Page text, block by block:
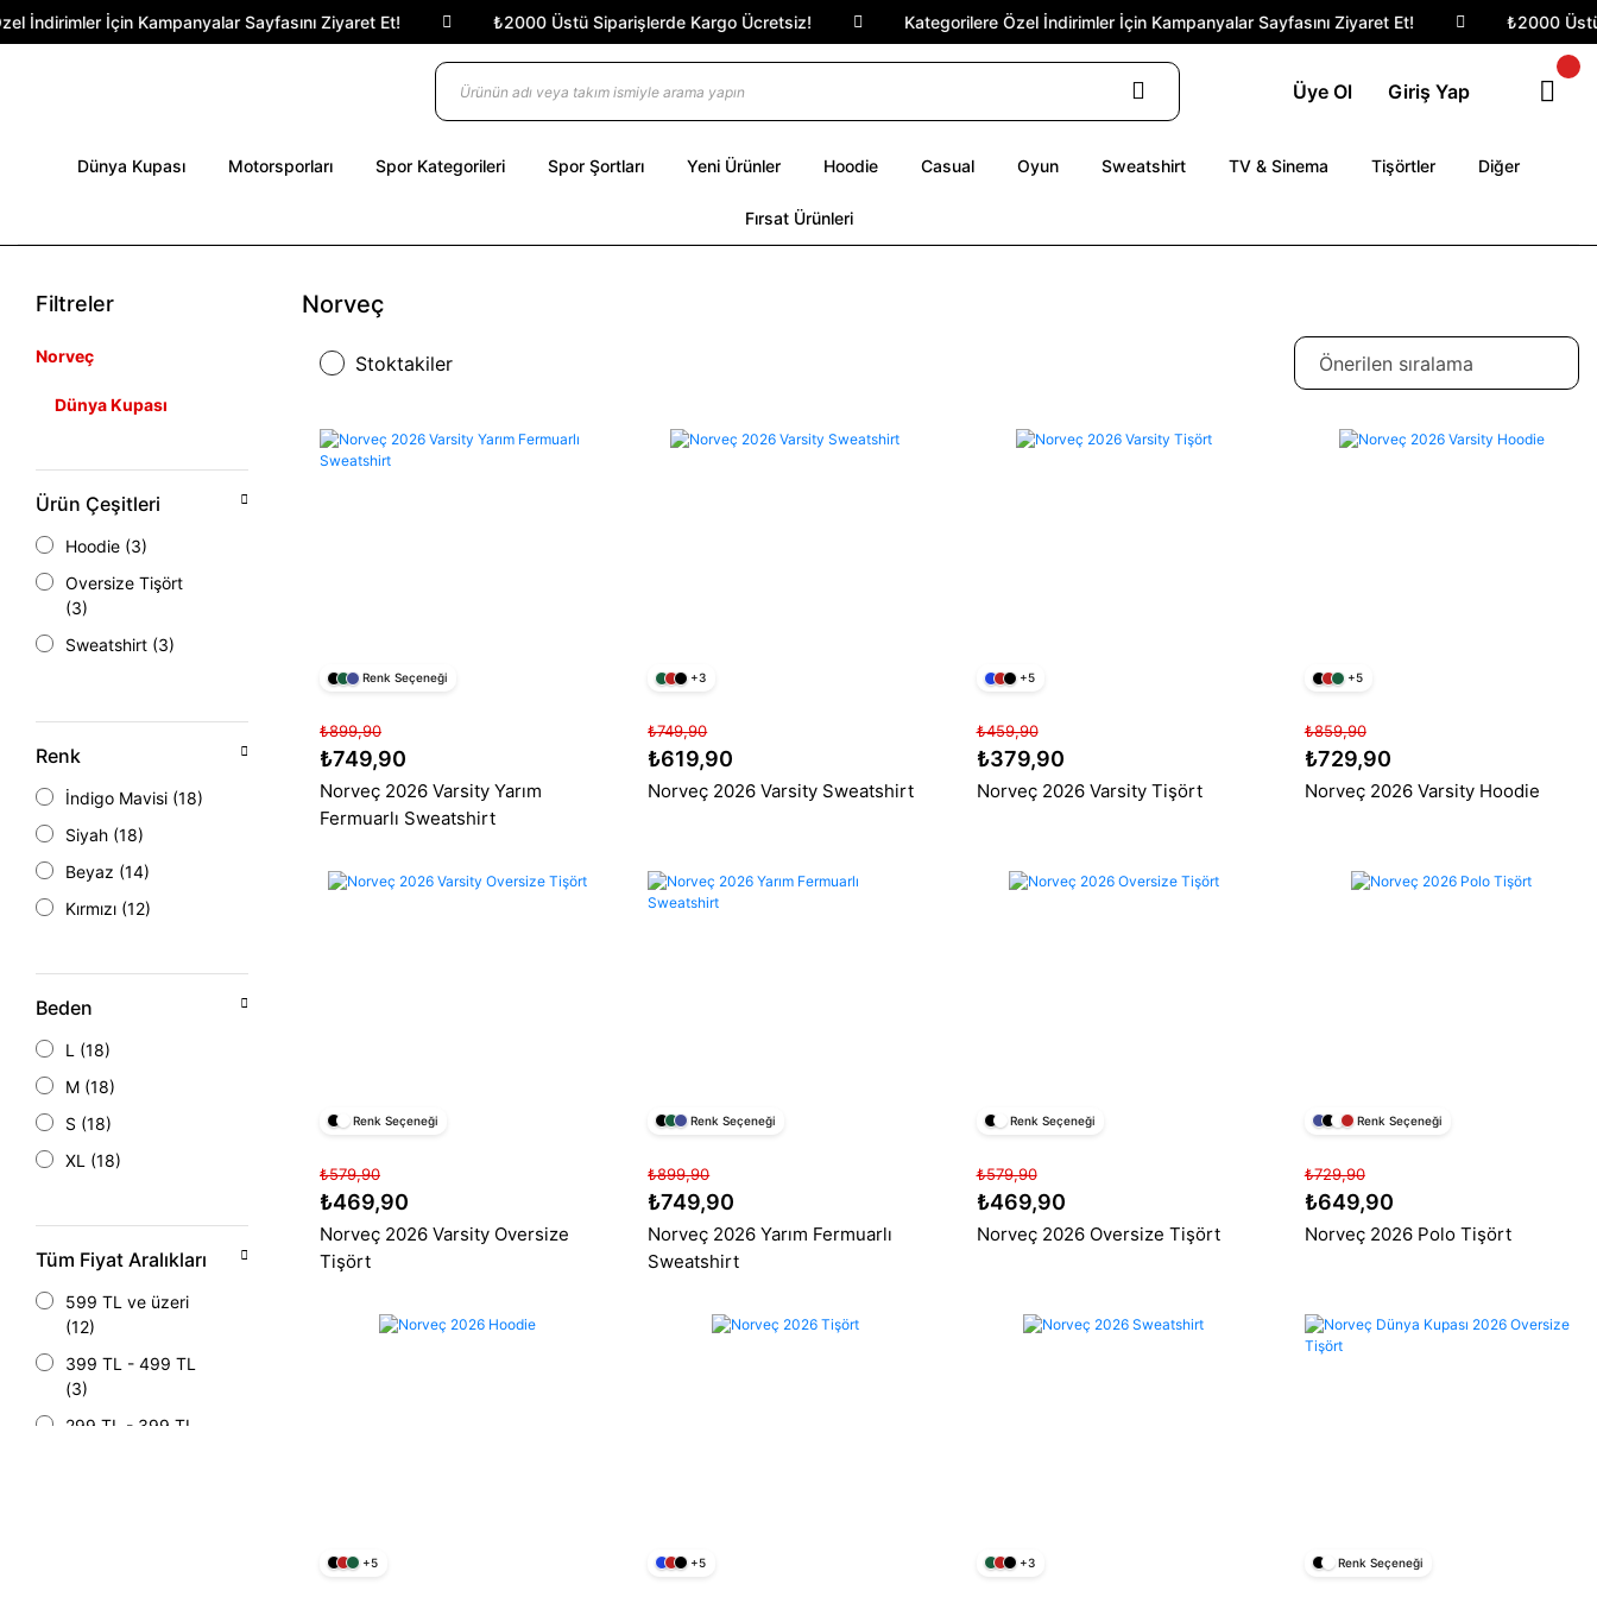
İçin Kampanyalar Sayfasını Ziyaret Et! ₺2000 Üstü Siparişlerde Kargo Ücretsiz! Kategorilere Özel İndirimler İçin Kampanyalar Sayfasını Ziyaret Et! ₺2000 Üstü
Üye Ol Giriş Yap
Dünya Kupası Motorsporları Spor Kategorileri Spor Şortları Yeni Ürünler Hoodie Casual Oyun Sweatshirt TV & Sinema Tişörtler Diğer
Fırsat Ürünleri
Filtreler
Norveç
Dünya Kupası
Ürün Çeşitleri
Hoodie (3)
Oversize Tişört
(3)
Sweatshirt (3)
Yarım Fermuarlı
Sweatshirt (1)
Renk
İndigo Mavisi (18)
Siyah (18)
Beyaz (14)
Kırmızı (12)
Füme (6)
Mavi (3)
Sarı (3)
Beden
L (18)
M (18)
S (18)
XL (18)
Tüm Fiyat Aralıkları
599 TL ve üzeri
(12)
399 TL - 499 TL
(3)
299 TL - 399 TL
Norveç
Stoktakiler
Renk Seçeneği
₺899,90
₺749,90
Norveç 2026 Varsity Yarım
Fermuarlı Sweatshirt
+3
₺749,90
₺619,90
Norveç 2026 Varsity Sweatshirt
+5
₺459,90
₺379,90
Norveç 2026 Varsity Tişört
+5
₺859,90
₺729,90
Norveç 2026 Varsity Hoodie
Renk Seçeneği
₺579,90
₺469,90
Norveç 2026 Varsity Oversize
Tişört
Renk Seçeneği
₺899,90
₺749,90
Norveç 2026 Yarım Fermuarlı
Sweatshirt
Renk Seçeneği
₺579,90
₺469,90
Norveç 2026 Oversize Tişört
Renk Seçeneği
₺729,90
₺649,90
Norveç 2026 Polo Tişört
+5 +5 +3 Renk Seçeneği